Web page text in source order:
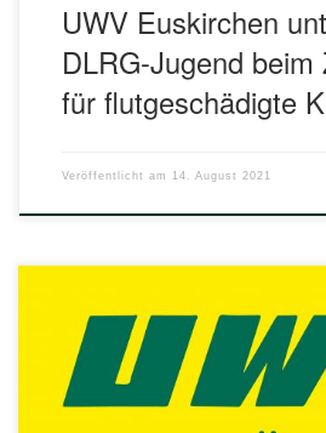
UWV Euskirchen
DLRG-Jugend beim
für flutgeschädigte
Veröffentlicht am 14. August 2021
Kooperation mit der „Badewelt“
Unabhängigen Wähler-Vereinigung
verfolgt. „Wir freuen uns, wenn die